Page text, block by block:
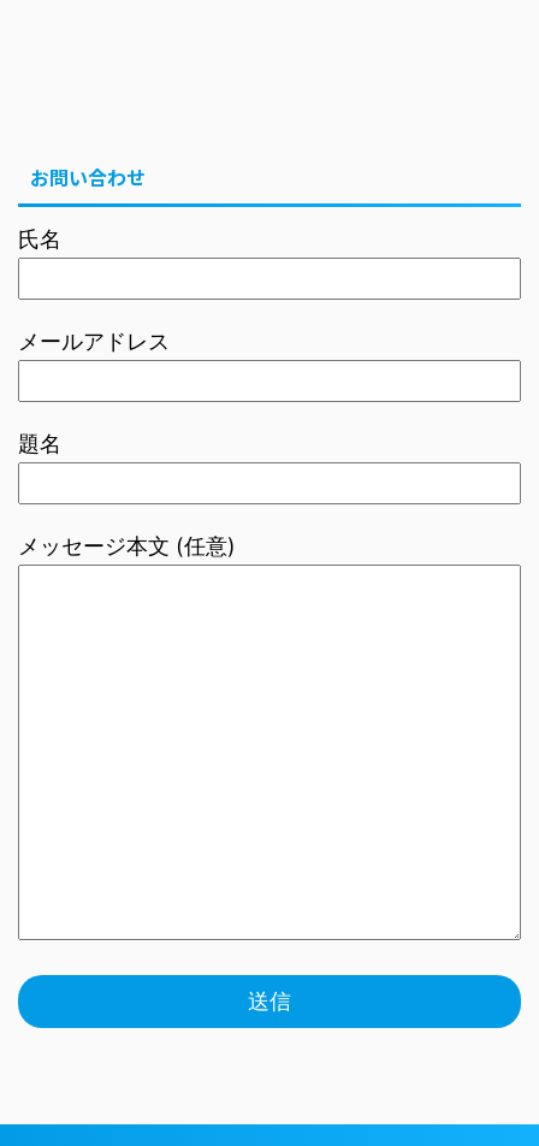
お問い合わせ
氏名
メールアドレス
題名
メッセージ本文 (任意)